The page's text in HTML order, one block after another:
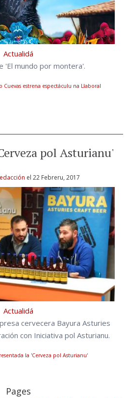
Actualidá
'El mundo por montera'.
Cuevas estrena espectáculu na Llaboral
pol Asturianu'
el 22 Febreru, 2017
Actualidá
cervecera Bayura Asturies
con Iniciativa pol Asturianu.
la 'Cerveza pol Asturianu'
Pages